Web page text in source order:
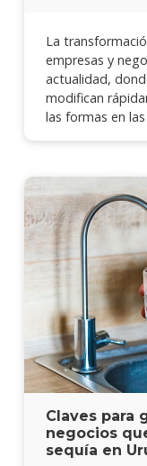
La
empresas y
actualidad,
modifican
las formas en
Claves para
negocios
sequía en